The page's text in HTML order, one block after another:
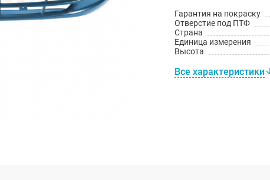
Гарантия на покраску
Отверстие под ПТФ
Страна
Единица измерения
Высота
Все характеристики